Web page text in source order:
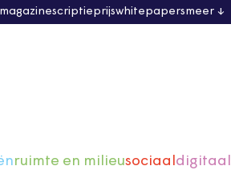
scriptieprijswhitepapersmeer
ruimte en milieusociaaldigitaal